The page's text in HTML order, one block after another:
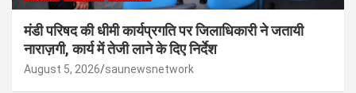
मंडी परिषद की धीमी कार्यप्रगति पर जिलाधिकारी ने जतायी
नाराज़गी, कार्य में तेजी लाने के दिए निर्देश
August 5, 2026 saunewsnetwork